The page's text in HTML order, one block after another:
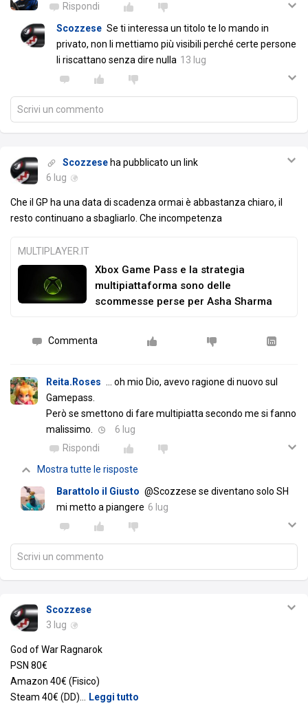
Rispondi
Scozzese Se ti interessa un titolo te lo mando in
privato, non li mettiamo più visibili perché certe persone
li riscattano senza dire nulla 13 lug
Scrivi un commento
Scozzese ha pubblicato un link
6 lug
Che il GP ha una data di scadenza ormai è abbastanza chiaro, il
resto continuano a sbagliarlo. Che incompetenza
MULTIPLAYER.IT
Xbox Game Pass e la strategia
multipiattaforma sono delle
scommesse perse per Asha Sharma
Commenta
Reita.Roses ... oh mio Dio, avevo ragione di nuovo sul
Gamepass.
Però se smettono di fare multipiatta secondo me si fanno
malissimo.
6 lug
Rispondi
Mostra tutte le risposte
Barattolo il Giusto @Scozzese se diventano solo SH
mi metto a piangere 6 lug
Scrivi un commento
Scozzese
3 lug
God of War Ragnarok
PSN 80€
Amazon 40€ (Fisico)
Steam 40€ (DD)… Leggi tutto